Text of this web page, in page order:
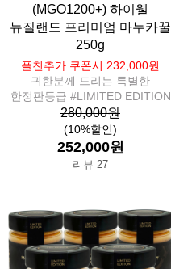
(MGO1200+) 하이웰
뉴질랜드 프리미엄 마누카꿀
250g
플친추가 쿠폰시 232,000원
귀한분께 드리는 특별한
한정판등급 #LIMITED EDITION
280,000원
(10%할인)
252,000원
리뷰 27